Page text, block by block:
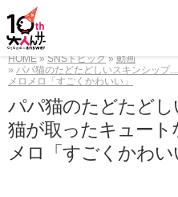
HOME SNSトピック
動画
パパ猫のたどたどしいスキンシップ
メロメロ「すごくかわいい」
パパ猫のたどたど
猫が取ったキュート
メロ「すごくかわい